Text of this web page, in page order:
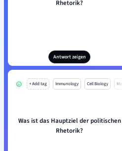
Rhetorik?
Antwort zeigen
+ Add tag Immunology Cell Biology Mo
Was ist das Hauptziel der politischen
Rhetorik?